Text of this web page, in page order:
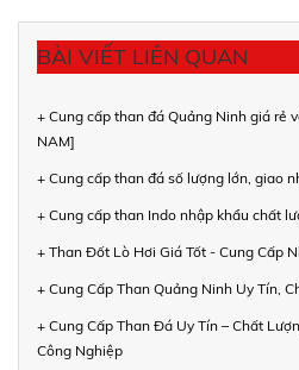
BÀI VIẾT LIÊN QUAN
+ Cung cấp than đá Quảng Ninh giá rẻ
NAM]
+ Cung cấp than đá số lượng lớn, giao
+ Cung cấp than Indo nhập khẩu chất
+ Than Đốt Lò Hơi Giá Tốt - Cung Cấp
+ Cung Cấp Than Quảng Ninh Uy Tín,
+ Cung Cấp Than Đá Uy Tín – Chất
Công Nghiệp